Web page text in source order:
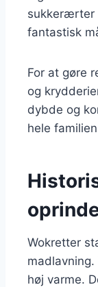
sukkerærter
fantastisk
For at gøre
og
dybde og
hele
Wokretter
høj varme.